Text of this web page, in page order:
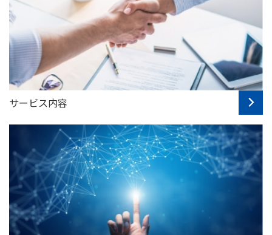
サービス内容